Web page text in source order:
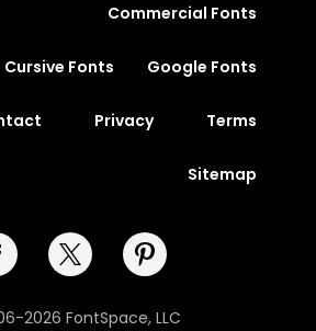
Commercial Fonts
Cursive Fonts Google Fonts
Privacy Terms
Sitemap
2026 FontSpace, LLC